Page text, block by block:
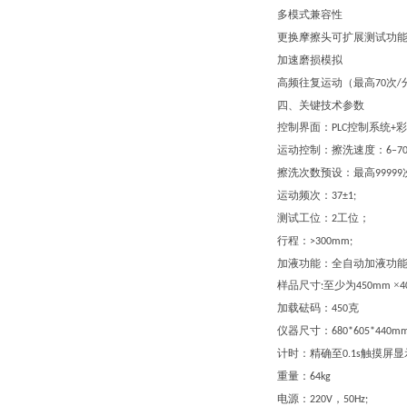
多模式兼容性
更换摩擦头可扩展测试功
加速磨损模拟
高频往复运动（最高70次/
四、 关键技术参数
控制界面： PLC控制系统+
运动控制 ：擦洗速度： 6–70
擦洗次数预设：最高99999
运动频次： 37±1;
测试工位： 2工位；
行程： >300mm;
加液功能：全自动加液功
样品尺寸:至少为450mm ×
加载砝码： 450克
仪器尺寸： 680*605*440
计时：精确至0.1s触摸屏显
重量： 64kg
电源： 220V ， 50Hz;